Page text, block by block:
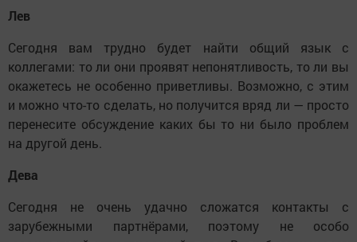
Лев
Сегодня вам трудно будет найти общий язык с
коллегами: то ли они проявят непонятливость, то ли вы
окажетесь не особенно приветливы. Возможно, с этим
и можно что-то сделать, но получится вряд ли — просто
перенесите обсуждение каких бы то ни было проблем
на другой день.
Дева
Сегодня не очень удачно сложатся контакты с
зарубежными партнёрами, поэтому не особо